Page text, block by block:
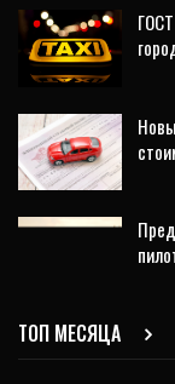
ТОП МЕСЯЦА